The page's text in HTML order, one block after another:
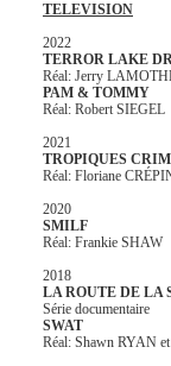
TELEVISION
2022
TERROR LAKE
Réal: Jerry
PAM & TOMMY
Réal: Robert SIEGEL
2021
TROPIQUES
Réal: Floriane
2020
SMILF
Réal: Frankie SHAW
2018
LA ROUTE DE LA
Série documentaire
SWAT
Réal: Shawn RYAN